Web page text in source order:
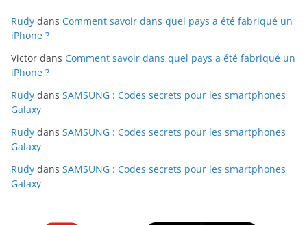
Rudy dans Comment savoir dans quel pays a été fabriqué un
iPhone ?
Victor dans Comment savoir dans quel pays a été fabriqué un
iPhone ?
Rudy dans SAMSUNG : Codes secrets pour les smartphones
Galaxy
Rudy dans SAMSUNG : Codes secrets pour les smartphones
Galaxy
Rudy dans SAMSUNG : Codes secrets pour les smartphones
Galaxy